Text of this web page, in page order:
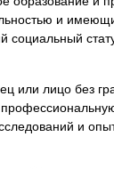
и
социальный
или лицо без
и